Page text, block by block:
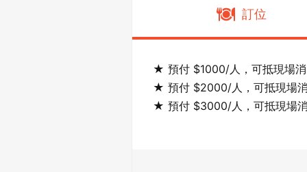
訂位
★ 預付 $1000/人，可抵現場
★ 預付 $2000/人，可抵現場
★ 預付 $3000/人，可抵現場